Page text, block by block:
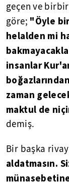
geçen ve
göre; "Öyle
helalden mi
insanlar
zaman
maktul de
demiş.
Bir başka
aldatmasın.